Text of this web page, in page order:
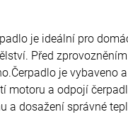
je ideální pro
Před
je vybaveno
motoru a odpojí
a dosažení správné